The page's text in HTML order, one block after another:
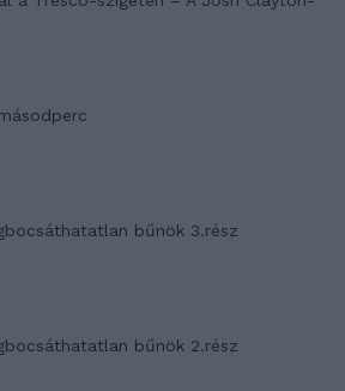
bűnök 3.rész
bűnök 2.rész